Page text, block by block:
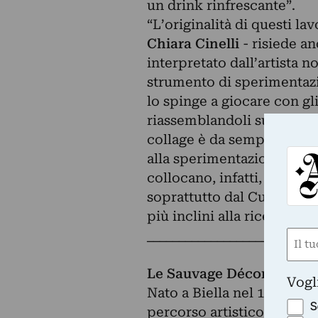
un drink rinfrescante”.
“L’originalità di questi
Chiara Cinelli- risiede
interpretato dall’artista
strumento di
lo spinge a giocare con
riassemblandoli sul filo
collage è da sempre una
alla sperimentazione
collocano, infatti,
soprattutto dal Cubismo
più inclini alla ricerca e
Le Sauvage Décorateur
Nato a Biella nel 1980 e
percorso artistico
Nome